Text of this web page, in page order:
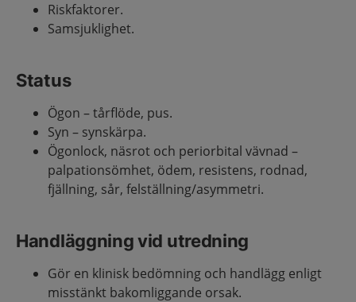
Riskfaktorer.
Samsjuklighet.
Status
Ögon – tårflöde, pus.
Syn – synskärpa.
Ögonlock, näsrot och periorbital vävnad –
palpationsömhet, ödem, resistens, rodnad,
fjällning, sår, felställning/asymmetri.
Handläggning vid utredning
Gör en klinisk bedömning och handlägg enligt
misstänkt bakomliggande orsak.